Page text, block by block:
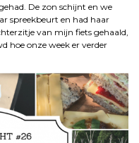
De zon schijnt en we
spreekbeurt en had haar
van mijn fiets gehaald,
hoe onze week er verder